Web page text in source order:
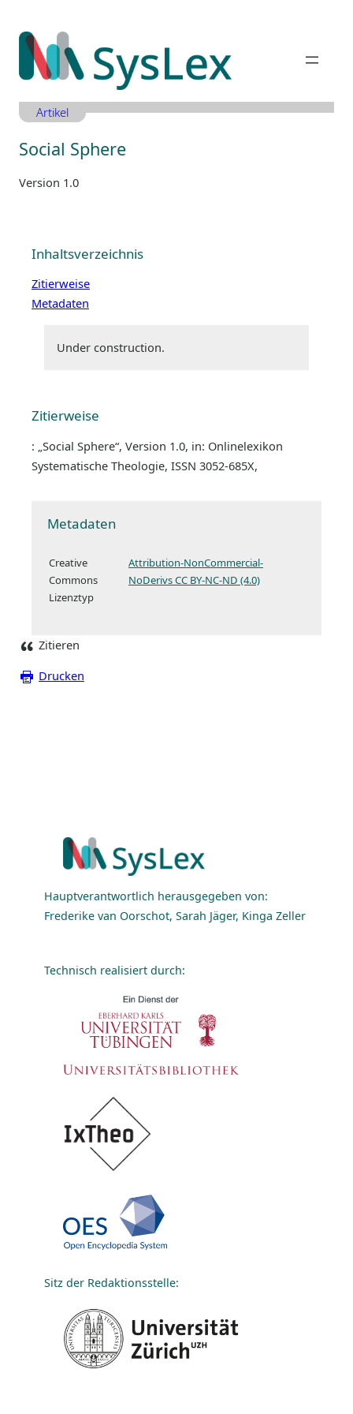
Inhalt
springen
Artikel
Social Sphere
Version 1.0
Inhaltsverzeichnis
Zitierweise
Metadaten
Under construction.
Zitierweise
: „Social Sphere“, Version 1.0, in: Onlinelexikon
Systematische Theologie, ISSN 3052-685X,
Metadaten
Creative
Commons
Lizenztyp
Attribution-NonCommercial-
NoDerivs CC BY-NC-ND (4.0)
Zitieren
Drucken
Hauptverantwortlich herausgegeben von:
Frederike van Oorschot, Sarah Jäger, Kinga Zeller
Technisch realisiert durch:
Sitz der Redaktionsstelle: